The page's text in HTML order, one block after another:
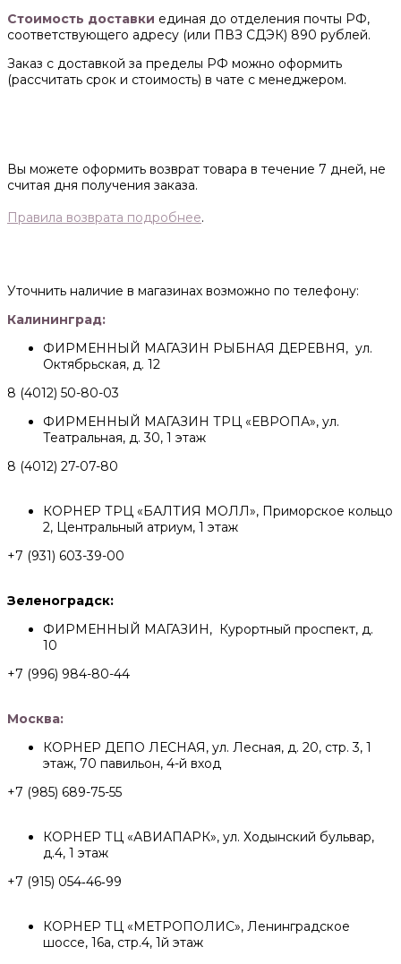
Стоимость доставки единая до отделения почты РФ,
соответствующего адресу (или ПВЗ СДЭК) 890 рублей.
Заказ с доставкой за пределы РФ можно оформить
(рассчитать срок и стоимость) в чате с менеджером.
Вы можете оформить возврат товара в течение 7 дней, не
считая дня получения заказа.
Правила возврата подробнее.
Уточнить наличие в магазинах возможно по телефону:
Калининград:
ФИРМЕННЫЙ МАГАЗИН РЫБНАЯ ДЕРЕВНЯ, ул.
Октябрьская, д. 12
8 (4012) 50-80-03
ФИРМЕННЫЙ МАГАЗИН ТРЦ «ЕВРОПА», ул.
Театральная, д. 30, 1 этаж
8 (4012) 27-07-80
КОРНЕР ТРЦ «БАЛТИЯ МОЛЛ», Приморское кольцо
2, Центральный атриум, 1 этаж
+7 (931) 603-39-00
Зеленоградск:
ФИРМЕННЫЙ МАГАЗИН, Курортный проспект, д.
10
+7 (996) 984-80-44
Москва:
КОРНЕР ДЕПО ЛЕСНАЯ, ул. Лесная, д. 20, стр. 3, 1
этаж, 70 павильон, 4-й вход
+7 (985) 689-75-55
КОРНЕР ТЦ «АВИАПАРК», ул. Ходынский бульвар,
д.4, 1 этаж
+7 (915) 054‑46‑99
КОРНЕР ТЦ «МЕТРОПОЛИС», Ленинградское
шоссе, 16а, стр.4, 1й этаж